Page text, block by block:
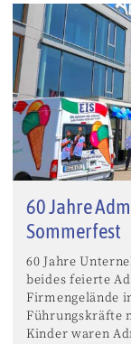
60 Jahre
Sommerfest
60 Jahre
beides feierte
Firmengelände
Führungskräfte
Kinder waren